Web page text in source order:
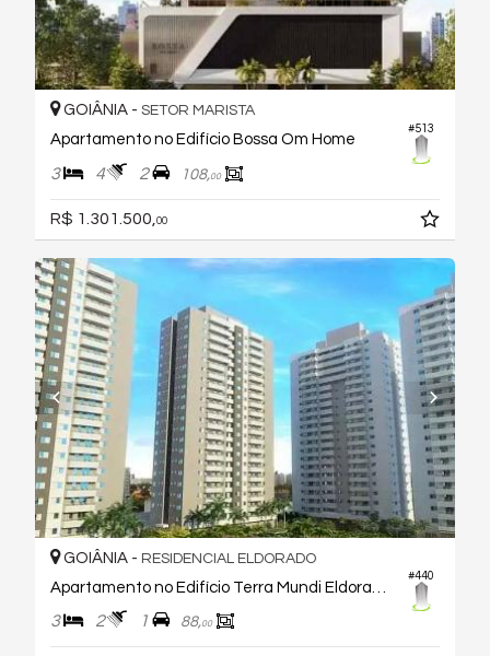
#513
GOIÂNIA - SETOR MARISTA
Apartamento no Edifício Bossa Om Home
3 4 2 108,00
R$ 1.301.500, 00
#440
GOIÂNIA - RESIDENCIAL ELDORADO
Apartamento no Edifício Terra Mundi Eldorado - B5
3 2 1 88,00